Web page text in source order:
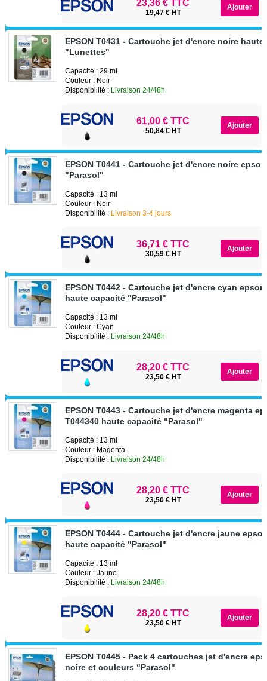
23,36 € TTC
19,47 € HT
EPSON T0431 - Cartouche jet d'encre noire
"Lunettes"
Capacité : 29 ml
Couleur : Noir
Disponibilité : Livraison 24/48h
61,00 € TTC
50,84 € HT
EPSON T0441 - Cartouche jet d'encre noire
"Parasol"
Capacité : 13 ml
Couleur : Noir
Disponibilité : Livraison 3-4 jours
36,71 € TTC
30,59 € HT
EPSON T0442 - Cartouche jet d'encre cyan epson
haute capacité "Parasol"
Capacité : 13 ml
Couleur : Cyan
Disponibilité : Livraison 24/48h
28,20 € TTC
23,50 € HT
EPSON T0443 - Cartouche jet d'encre magenta
T044340 haute capacité "Parasol"
Capacité : 13 ml
Couleur : Magenta
Disponibilité : Livraison 24/48h
28,20 € TTC
23,50 € HT
EPSON T0444 - Cartouche jet d'encre jaune
haute capacité "Parasol"
Capacité : 13 ml
Couleur : Jaune
Disponibilité : Livraison 24/48h
28,20 € TTC
23,50 € HT
EPSON T0445 - Pack 4 cartouches jet d'encre
noire et couleurs "Parasol"